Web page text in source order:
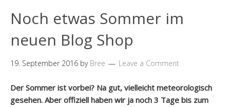
Noch etwas Sommer im
neuen Blog Shop
19. September 2016 by Bree Leave a Comment
Der Sommer ist vorbei? Na gut, vielleicht meteorologisch
gesehen. Aber offiziell haben wir ja noch 3 Tage bis zum